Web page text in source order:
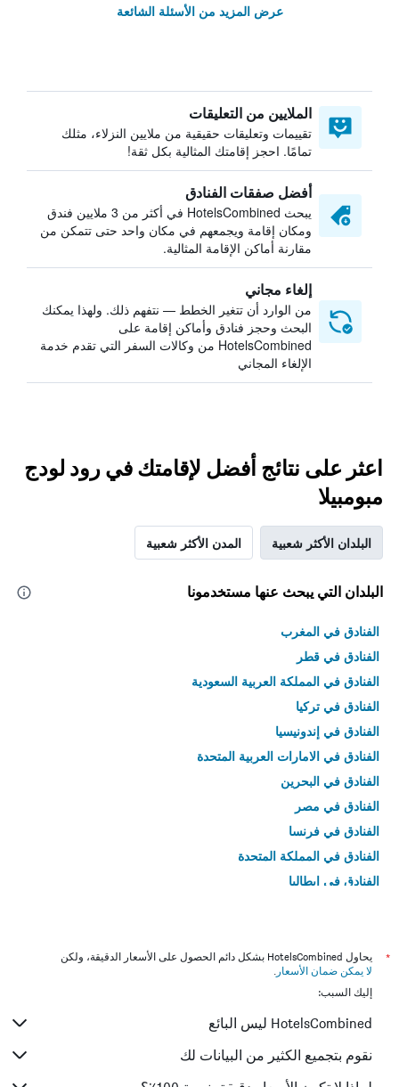
عرض المزيد من الأسئلة الشائعة
الملايين من التعليقات
تقييمات وتعليقات حقيقية من ملايين النزلاء، مثلك
تمامًا. احجز إقامتك المثالية بكل ثقة!
أفضل صفقات الفنادق
يبحث HotelsCombined في أكثر من 3 ملايين فندق
ومكان إقامة ويجمعهم في مكان واحد حتى تتمكن من
مقارنة أماكن الإقامة المثالية.
إلغاء مجاني
من الوارد أن تتغير الخطط — نتفهم ذلك. ولهذا يمكنك
البحث وحجز فنادق وأماكن إقامة على
HotelsCombined من وكالات السفر التي تقدم خدمة
الإلغاء المجاني
اعثر على نتائج أفضل لإقامتك في رود لودج
مبومبيلا
البلدان الأكثر شعبية المدن الأكثر شعبية
البلدان التي يبحث عنها مستخدمونا
الفنادق في المغرب
الفنادق في قطر
الفنادق في المملكة العربية السعودية
الفنادق في تركيا
الفنادق في إندونيسيا
الفنادق في الامارات العربية المتحدة
الفنادق في البحرين
الفنادق في مصر
الفنادق في فرنسا
الفنادق في المملكة المتحدة
الفنادق في إيطاليا
*
يحاول HotelsCombined بشكل دائم الحصول على الأسعار الدقيقة، ولكن
لا يمكن ضمان الأسعار .
إليك السبب:
HotelsCombined ليس البائع
نقوم بتجميع الكثير من البيانات لك